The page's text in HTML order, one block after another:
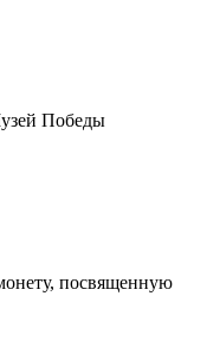
Победы
посвященную